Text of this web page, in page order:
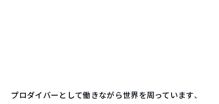
プロダイバーとして働きながら世界を周っています、